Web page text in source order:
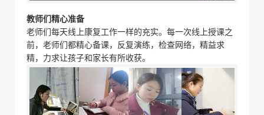
教师们精心准备
老师们每天线上康复工作一样的充实。每一次线上授课之
前，老师们都精心备课，反复演练，检查网络，精益求
精，力求让孩子和家长有所收获。